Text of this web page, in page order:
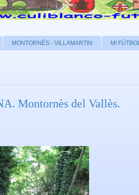
MONTORNÈS - VILLAMARTIN MI FÚTBOL
Montornès del Vallès.